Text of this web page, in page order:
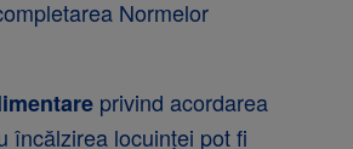
Normelor
privind acordarea
încălzirea locuinței pot fi